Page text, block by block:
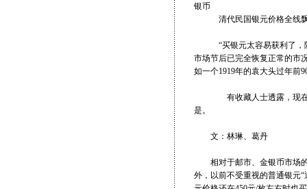
银币
清代民国银元价格全线飘
“买银元太容易获利了，随
市场节后已完全恢复正常的市
如一个1919年的袁大头过年前
有收藏人士透露，现在一
是。
文：林琳、葛丹
相对于邮市、金银币市场的
外，以前不受重视的普通银元